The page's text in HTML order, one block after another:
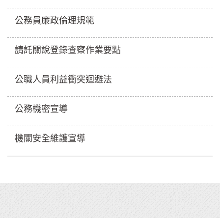
公務員廉政倫理規範
請託關說登錄查察作業要點
公職人員利益衝突迴避法
公務機密宣導
機關安全維護宣導